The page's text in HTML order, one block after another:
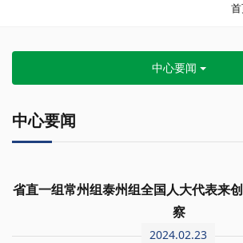
中心要闻
中心要闻
省直一组常州组泰州组全国人大代表来
察
2024.02.23